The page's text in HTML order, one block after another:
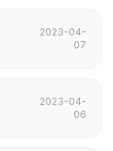
2023-04-
07
2023-04-
06